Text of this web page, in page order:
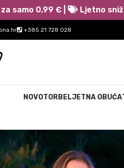
+385 21 728 028
NOVOTORBE LJETNA OBUĆA
samo 0,99 € | Ljetno